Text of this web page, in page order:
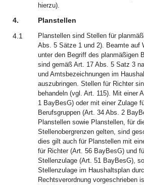
hierzu).
4.
Planstellen
4.1
Planstellen sind Stellen für
Abs. 5 Sätze 1 und 2). Beamte auf
unter den Begriff des planmäßigen
sind gemäß Art. 17 Abs. 5 Satz 3
und Amtsbezeichnungen im
auszubringen. Stellen für Richter
behandeln (vgl. Art. 115). Mit einer
1 BayBesG) oder mit einer Zulage
Berufsgruppen (Art. 34 Abs. 2
Planstellen sowie Planstellen, für
Stellenobergrenzen gelten, sind
dies gilt auch für Planstellen mit
für Richter (Art. 56 BayBesG) und
Stellenzulage (Art. 51 BayBesG),
Stellenzulage im Haushaltsplan
Rechtsverordnung vorgeschrieben